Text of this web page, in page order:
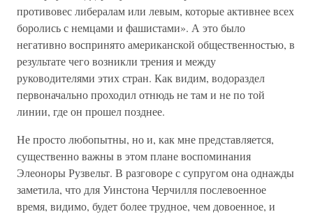
противовес либералам или левым, которые активнее всех
боролись с немцами и фашистами». А это было
негативно воспринято американской общественностью, в
результате чего возникли трения и между
руководителями этих стран. Как видим, водораздел
первоначально проходил отнюдь не там и не по той
линии, где он прошел позднее.
Не просто любопытны, но и, как мне представляется,
существенно важны в этом плане воспоминания
Элеоноры Рузвельт. В разговоре с супругом она однажды
заметила, что для Уинстона Черчилля послевоенное
время, видимо, будет более трудное, чем довоенное, и